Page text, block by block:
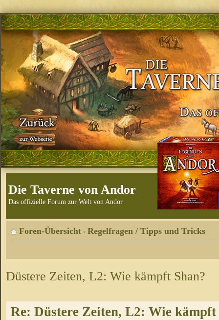
Die Taverne von Andor
Das offizielle Forum zur Welt von Andor
Foren-Übersicht ‹ Regelfragen / Tipps und Tricks
Düstere Zeiten, L2: Wie kämpft Shan?
Re: Düstere Zeiten, L2: Wie kämpft